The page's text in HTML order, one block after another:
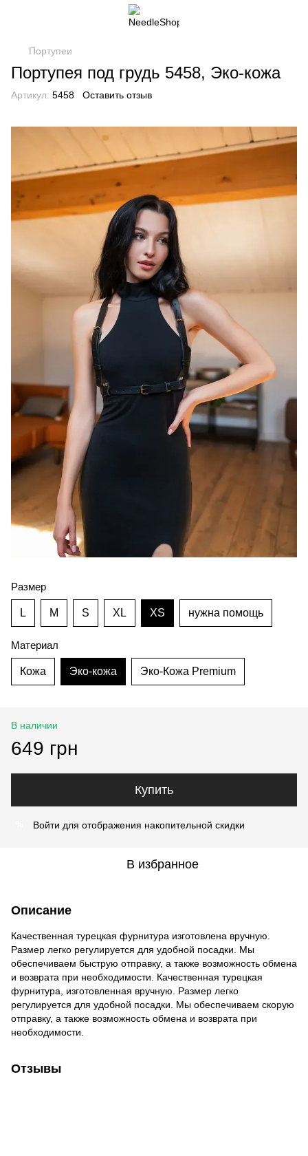
Портупеи
Портупея под грудь 5458, Эко-кожа
Артикул: 5458 Оставить отзыв
Размер
L M S XL XS нужна помощь
Материал
Кожа Эко-кожа Эко-Кожа Premium
В наличии
649 грн
Купить
Войти для отображения накопительной скидки
В избранное
Описание
Качественная турецкая фурнитура изготовлена ​​вручную.
Размер легко регулируется для удобной посадки. Мы
обеспечиваем быструю отправку, а также возможность обмена
и возврата при необходимости. Качественная турецкая
фурнитура, изготовленная вручную. Размер легко
регулируется для удобной посадки. Мы обеспечиваем скорую
отправку, а также возможность обмена и возврата при
необходимости.
Отзывы